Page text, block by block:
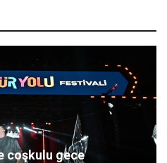
coşkulu gece